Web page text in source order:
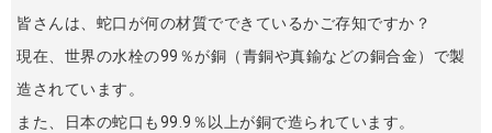
皆さんは、蛇口が何の材質でできているかご存知ですか？
現在、世界の水栓の99％が銅（青銅や真鍮などの銅合金）で製
造されています。
また、日本の蛇口も99.9％以上が銅で造られています。